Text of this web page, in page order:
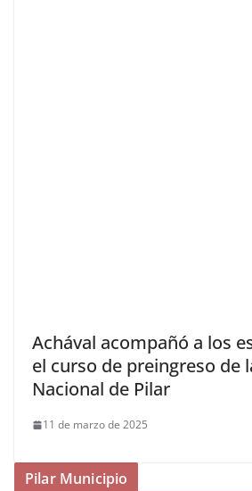
Achával acompañó a los
el curso de preingreso de
Nacional de Pilar
11 de marzo de 2025
Pilar Municipio